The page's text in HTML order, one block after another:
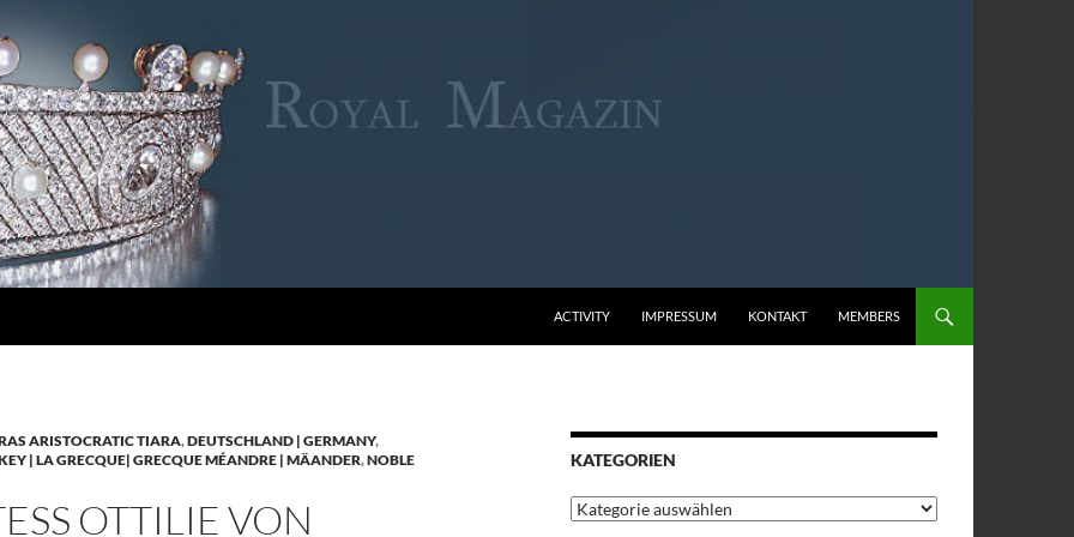
ACTIVITY IMPRESSUM KONTAKT MEMBERS
ARISTOCRATIC TIARA,DEUTSCHLAND | GERMANY,
| LA GRECQUE| GRECQUE MÉANDRE | MÄANDER,NOBLE
OTTILIE VON
KATEGORIEN
Kategorien